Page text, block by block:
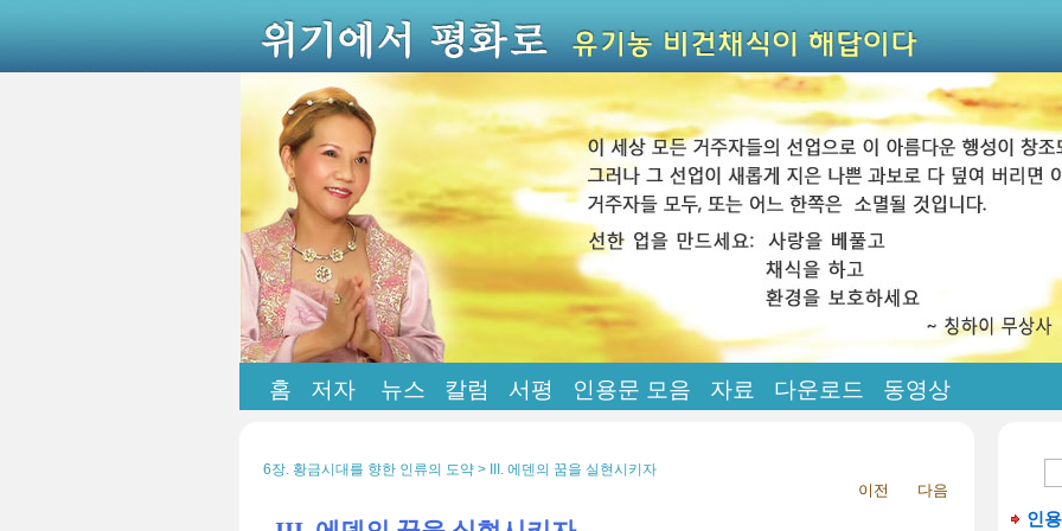
홈 저자 뉴스 칼럼 서평 인용문 모음 자료 다운로드 동영상
6장. 황금시대를 향한 인류의 도약 > III. 에덴의 꿈을 실현시키자
이전 다음
인